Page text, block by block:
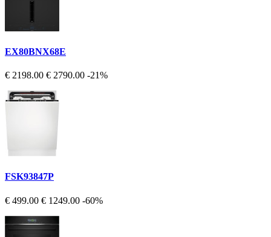
EX80BNX68E
€ 2198.00 € 2790.00 -21%
FSK93847P
€ 499.00 € 1249.00 -60%